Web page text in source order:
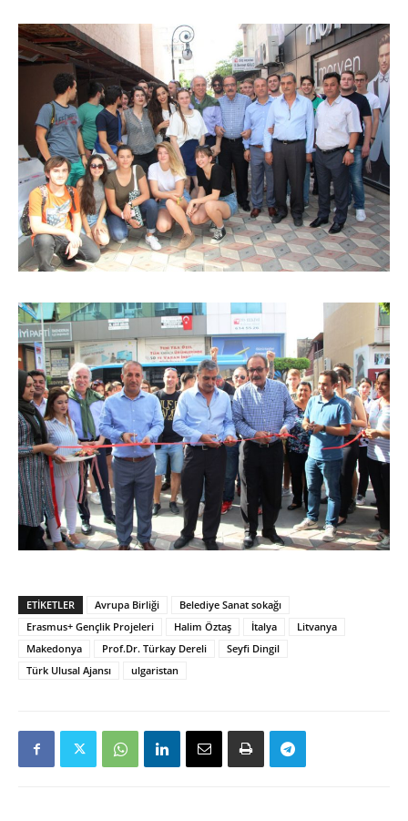
ETIKETLER Avrupa Birliği
Belediye Sanat sokağı
Erasmus+ Gençlik Projeleri
Halim Öztaş İtalya
Litvanya
Makedonya
Prof.Dr. Türkay Dereli
Seyfi Dingil
Türk Ulusal Ajansı
ulgaristan